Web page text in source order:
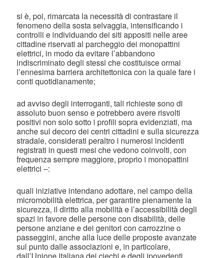
si è, poi, rimarcata la necessità di contrastare il
fenomeno della sosta selvaggia, intensificando i
controlli e individuando dei siti appositi nelle aree
cittadine riservati al parcheggio dei monopattini
elettrici, in modo da evitare l’abbandono
indiscriminato degli stessi che costituisce ormai
l’ennesima barriera architettonica con la quale fare i
conti quotidianamente;
ad avviso degli interroganti, tali richieste sono di
assoluto buon senso e potrebbero avere risvolti
positivi non solo sotto i profili sopra evidenziati, ma
anche sul decoro dei centri cittadini e sulla sicurezza
stradale, considerati peraltro i numerosi incidenti
registrati in questi mesi che vedono coinvolti, con
frequenza sempre maggiore, proprio i monopattini
elettrici –:
quali iniziative intendano adottare, nel campo della
micromobilità elettrica, per garantire pienamente la
sicurezza, il diritto alla mobilità e l’accessibilità degli
spazi in favore delle persone con disabilità, delle
persone anziane e dei genitori con carrozzine o
passeggini, anche alla luce delle proposte avanzate
sul punto dalle associazioni e, in particolare,
dall’Unione italiana dei ciechi e degli ipovedenti.